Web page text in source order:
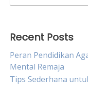
for:
Recent Posts
Peran Pendidikan
Mental Remaja
Tips Sederhana